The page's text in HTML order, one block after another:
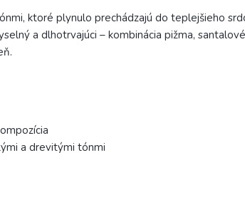
ktoré plynulo prechádzajú do teplejšieho
a dlhotrvajúci – kombinácia pižma,
a drevitými tónmi